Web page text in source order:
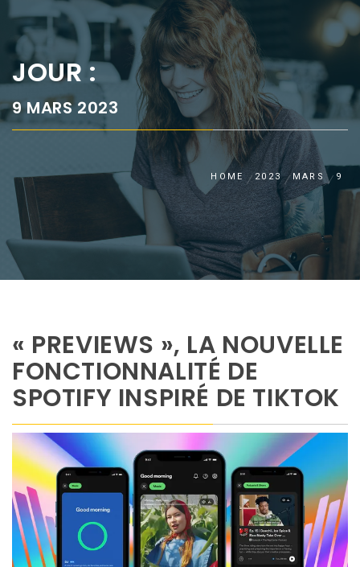
JOUR :
9 MARS 2023
HOME 2023 MARS 9
« PREVIEWS », LA NOUVELLE
FONCTIONNALITÉ DE
SPOTIFY INSPIRÉ DE TIKTOK